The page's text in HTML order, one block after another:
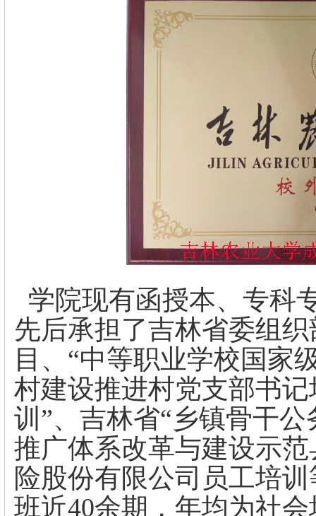
学院现有函授本、专科
先后承担了吉林省委组
目、“中等职业学校国家
村建设推进村党支部书
训”、吉林省“乡镇骨干
推广体系改革与建设示
险股份有限公司员工培
班近40余期，年均为社